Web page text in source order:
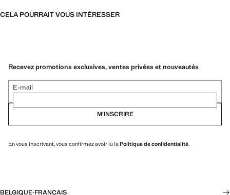
CELA POURRAIT VOUS INTÉRESSER
Recevez promotions exclusives, ventes privées et nouveautés
E-mail
M’INSCRIRE
En vous inscrivant, vous confirmez avoir lu laPolitique de confidentialité.
BELGIQUE·FRANÇAIS